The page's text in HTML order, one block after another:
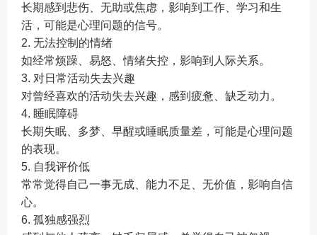
长期感到悲伤、无助或焦虑，影响到工作、学习和生
活，可能是心理问题的信号。
2. 无法控制的情绪
如经常烦躁、易怒、情绪失控，影响到人际关系。
3. 对日常活动失去兴趣
对曾经喜欢的活动失去兴趣，感到疲惫、缺乏动力。
4. 睡眠障碍
长期失眠、多梦、早醒或睡眠质量差，可能是心理问题
的表现。
5. 自我评价低
常常觉得自己一事无成、能力不足、无价值，影响自信
心。
6. 孤独感强烈